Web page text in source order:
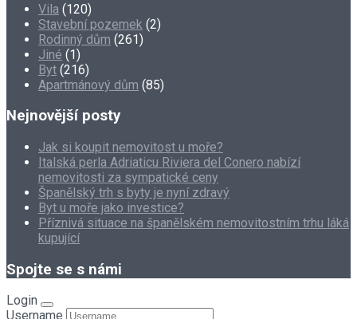
Vila (120)
Stavební pozemek (2)
Rodinný dům (261)
Jiné (1)
Byt (216)
Apartmánový dům (85)
Nejnovější posty
Jak si koupit nemovitost u moře?
Italská perla Adriaticu Riviera del Conero nabízí
nemovitosti za sympatické ceny
Španělský trh s byty je nyní zdravý
Byt u moře jako investice?
Příznivá situace na španělském nemovitostním trhu láká
kupující
Spojte se s námi
Login
Username